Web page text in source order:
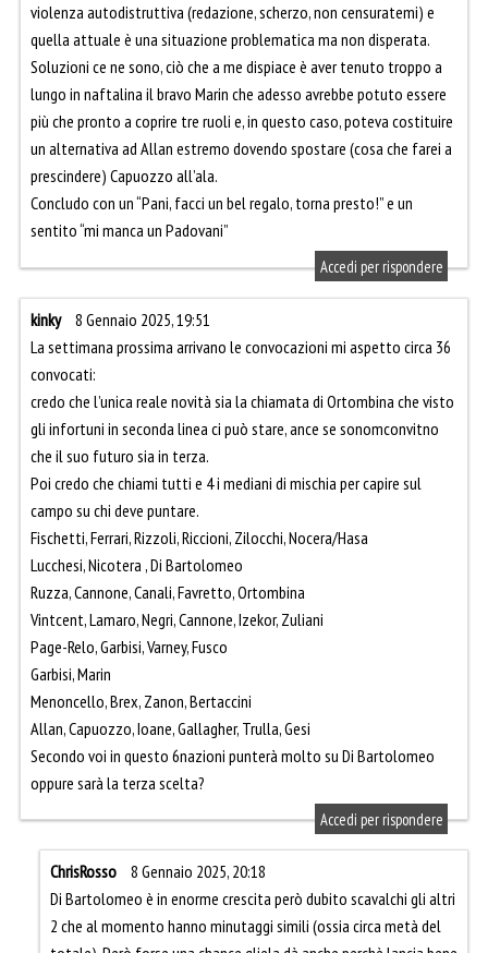
violenza autodistruttiva (redazione, scherzo, non censuratemi) e
quella attuale è una situazione problematica ma non disperata.
Soluzioni ce ne sono, ciò che a me dispiace è aver tenuto troppo a
lungo in naftalina il bravo Marin che adesso avrebbe potuto essere
più che pronto a coprire tre ruoli e, in questo caso, poteva costituire
un alternativa ad Allan estremo dovendo spostare (cosa che farei a
prescindere) Capuozzo all’ala.
Concludo con un “Pani, facci un bel regalo, torna presto!” e un
sentito “mi manca un Padovani”
Accedi per rispondere
kinky
8 Gennaio 2025, 19:51
La settimana prossima arrivano le convocazioni mi aspetto circa 36
convocati:
credo che l’unica reale novità sia la chiamata di Ortombina che visto
gli infortuni in seconda linea ci può stare, ance se sonomconvitno
che il suo futuro sia in terza.
Poi credo che chiami tutti e 4 i mediani di mischia per capire sul
campo su chi deve puntare.
Fischetti, Ferrari, Rizzoli, Riccioni, Zilocchi, Nocera/Hasa
Lucchesi, Nicotera , Di Bartolomeo
Ruzza, Cannone, Canali, Favretto, Ortombina
Vintcent, Lamaro, Negri, Cannone, Izekor, Zuliani
Page-Relo, Garbisi, Varney, Fusco
Garbisi, Marin
Menoncello, Brex, Zanon, Bertaccini
Allan, Capuozzo, Ioane, Gallagher, Trulla, Gesi
Secondo voi in questo 6nazioni punterà molto su Di Bartolomeo
oppure sarà la terza scelta?
Accedi per rispondere
ChrisRosso
8 Gennaio 2025, 20:18
Di Bartolomeo è in enorme crescita però dubito scavalchi gli altri
2 che al momento hanno minutaggi simili (ossia circa metà del